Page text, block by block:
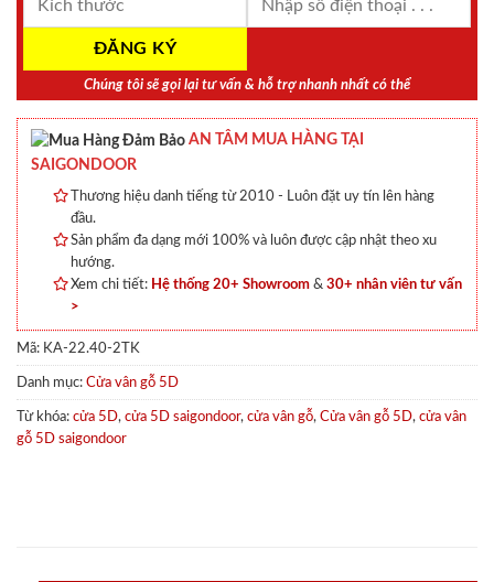
Chúng tôi sẽ gọi lại tư vấn & hỗ trợ nhanh nhất có thể
AN TÂM MUA HÀNG TẠI
SAIGONDOOR
Thương hiệu danh tiếng từ 2010 - Luôn đặt uy tín lên hàng
đầu.
Sản phẩm đa dạng mới 100% và luôn được cập nhật theo xu
hướng.
Xem chi tiết: Hệ thống 20+ Showroom & 30+ nhân viên tư vấn
>
Mã: KA-22.40-2TK
Danh mục: Cửa vân gỗ 5D
Từ khóa: cửa 5D, cửa 5D saigondoor, cửa vân gỗ, Cửa vân gỗ 5D, cửa vân
gỗ 5D saigondoor